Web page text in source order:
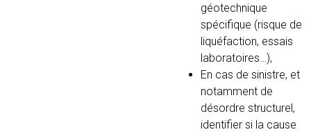
géotechnique
spécifique (risque de
liquéfaction, essais
laboratoires…),
En cas de sinistre, et
notamment de
désordre structurel,
identifier si la cause